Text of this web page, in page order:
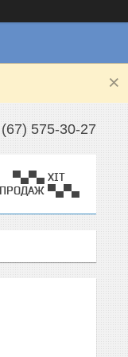
575-30-27
▀▄▀▄ ХІТ
ПРОДАЖ ▀▄▀▄